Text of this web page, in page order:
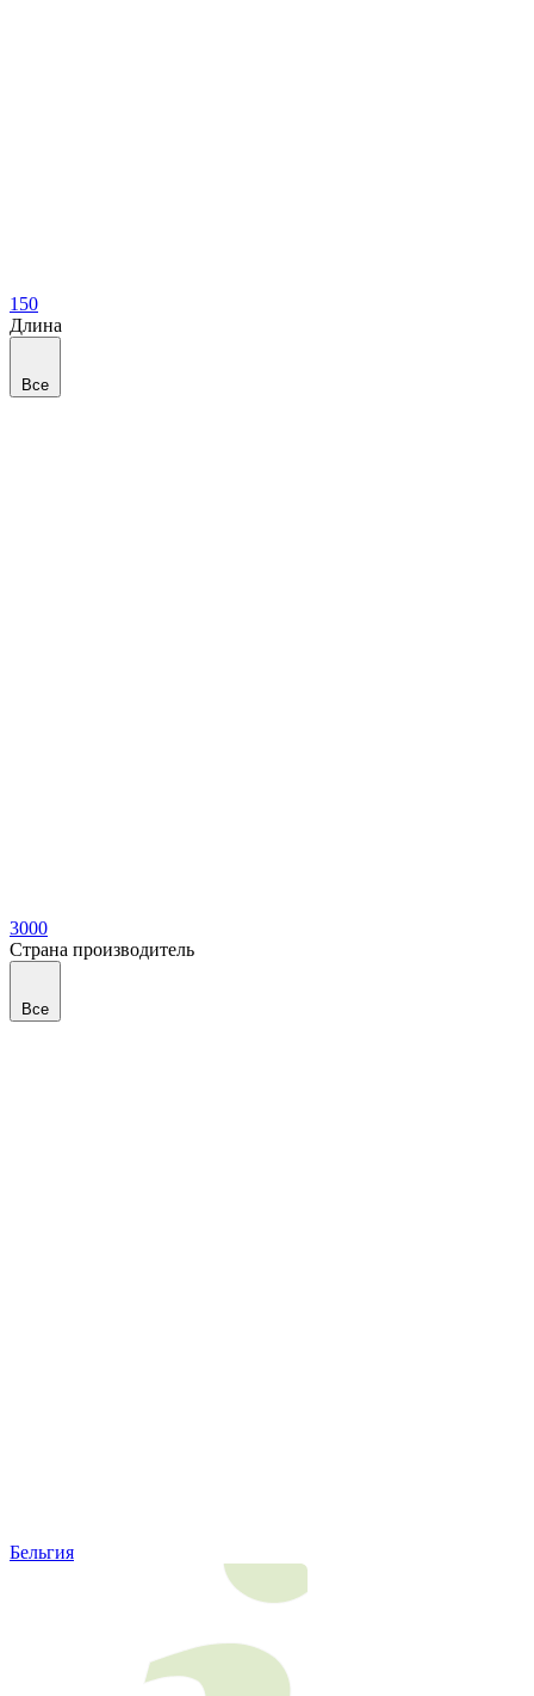
150
Длина
Все
3000
Страна производитель
Все
Бельгия